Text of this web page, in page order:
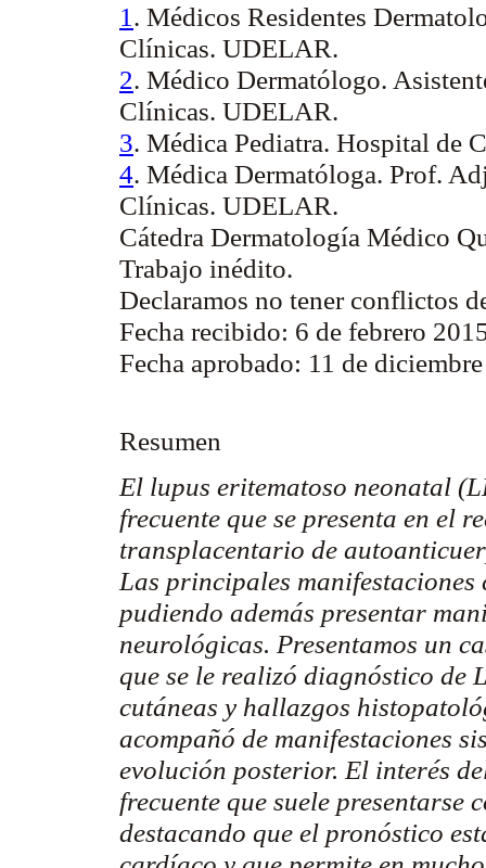
1 . Médicos Residentes
Clínicas. UDELAR.
2. Médico Dermatólogo.
Clínicas. UDELAR.
3. Médica Pediatra. Hospital de
4. Médica Dermatóloga. Prof.
Clínicas. UDELAR.
Cátedra Dermatología Médico
Trabajo inédito.
Declaramos no tener conflictos
Fecha recibido: 6 de febrero
Fecha aprobado: 11 de
Resumen
El lupus eritematoso neonatal
frecuente que se presenta en el
transplacentario de
Las principales
pudiendo además presentar
neurológicas. Presentamos un
que se le realizó diagnóstico de
cutáneas y hallazgos
acompañó de manifestaciones
evolución posterior. El interés
frecuente que suele presentarse
destacando que el pronóstico